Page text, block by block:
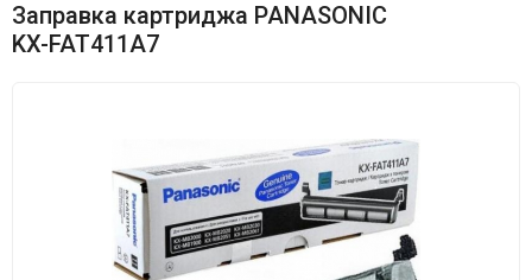
Заправка картриджа PANASONIC
KX-FAT411A7